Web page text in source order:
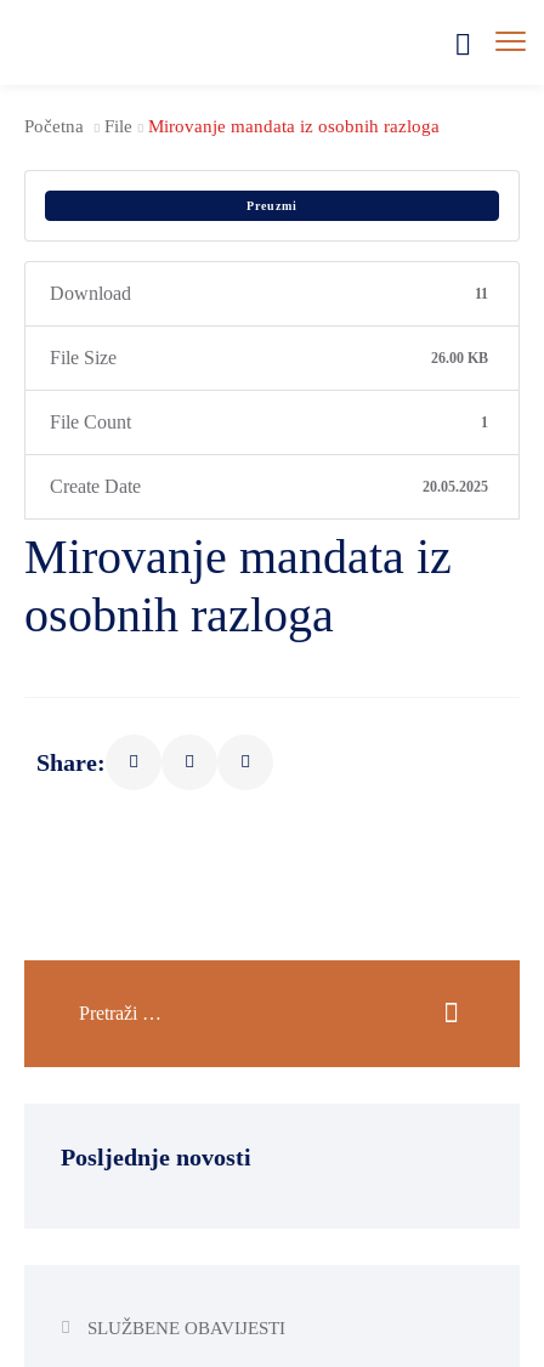
Početna File Mirovanje mandata iz osobnih razloga
Preuzmi
Download 11
File Size 26.00 KB
File Count 1
Create Date 20.05.2025
Mirovanje mandata iz
osobnih razloga
Share:
Posljednje novosti
SLUŽBENE OBAVIJESTI